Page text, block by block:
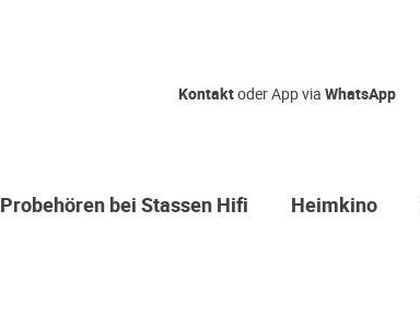
Kontaktoder App via WhatsApp
Probehören bei Stassen Hifi Heimkino